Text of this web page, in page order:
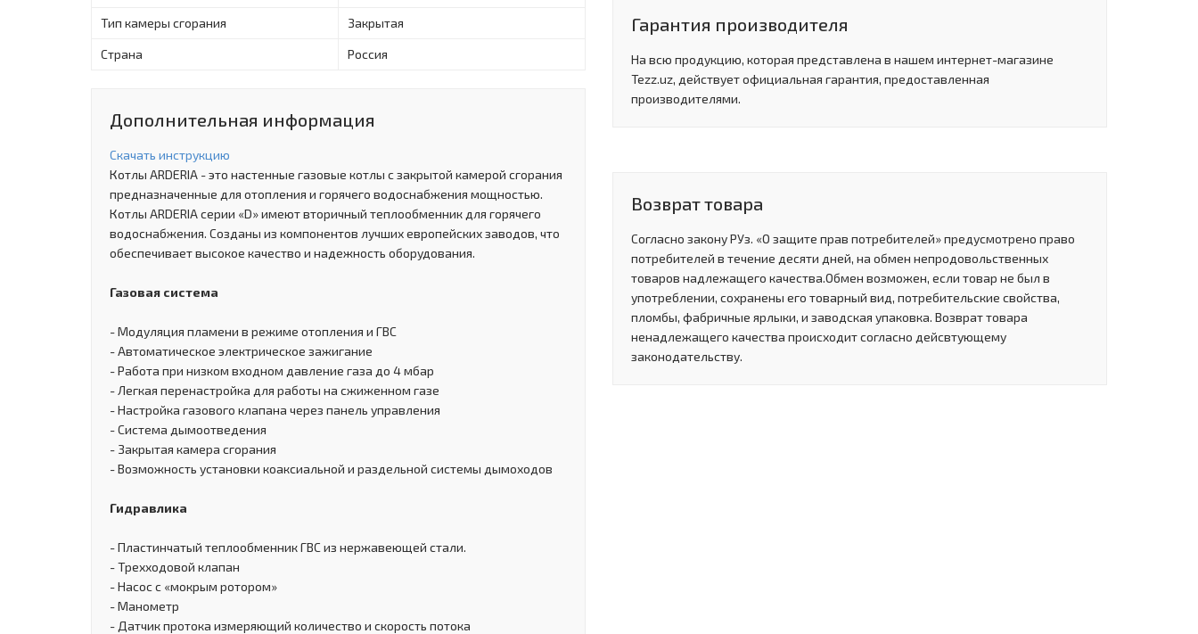
Тип камеры сгорания Закрытая
Страна Россия
Дополнительная информация
Скачать инструкцию
Котлы ARDERIA - это настенные газовые котлы с закрытой камерой сгорания
предназначенные для отопления и горячего водоснабжения мощностью.
Котлы ARDERIA серии «D» имеют вторичный теплообменник для горячего
водоснабжения. Созданы из компонентов лучших европейских заводов, что
обеспечивает высокое качество и надежность оборудования.
Газовая система
- Модуляция пламени в режиме отопления и ГВС
- Автоматическое электрическое зажигание
- Работа при низком входном давление газа до 4 мбар
- Легкая перенастройка для работы на сжиженном газе
- Настройка газового клапана через панель управления
- Система дымоотведения
- Закрытая камера сгорания
- Возможность установки коаксиальной и раздельной системы дымоходов
Гидравлика
- Пластинчатый теплообменник ГВС из нержавеющей стали.
- Трехходовой клапан
- Насос с «мокрым ротором»
- Манометр
- Датчик протока измеряющий количество и скорость потока
Гарантия производителя
На всю продукцию, которая представлена в нашем интернет-магазине
Tezz.uz, действует официальная гарантия, предоставленная
производителями.
Возврат товара
Согласно закону РУз. «О защите прав потребителей» предусмотрено право
потребителей в течение десяти дней, на обмен непродовольственных
товаров надлежащего качества.Обмен возможен, если товар не был в
употреблении, сохранены его товарный вид, потребительские свойства,
пломбы, фабричные ярлыки, и заводская упаковка. Возврат товара
ненадлежащего качества происходит согласно дейсвтующему
законодательству.